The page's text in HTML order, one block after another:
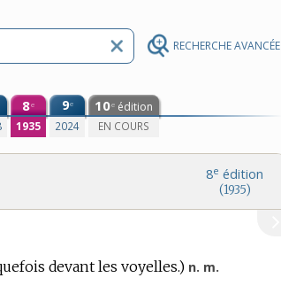
RECHERCHE AVANCÉE
8e
1935
9e
2024
10e édition
EN COURS
8e édition
(1935)
devant les voyelles.) n. m.